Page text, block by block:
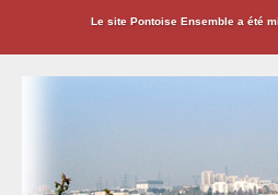
Le site Pontoise Ensemble a été